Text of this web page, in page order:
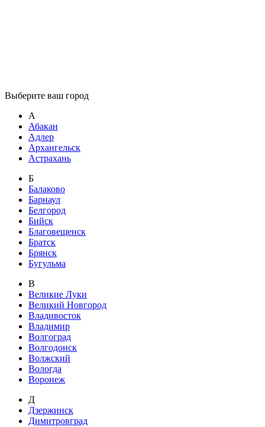
Выберите ваш город
А
Абакан
Адлер
Архангельск
Астрахань
Б
Балаково
Барнаул
Белгород
Бийск
Благовещенск
Братск
Брянск
Бугульма
В
Великие Луки
Великий Новгород
Владивосток
Владимир
Волгоград
Волгодонск
Волжский
Вологда
Воронеж
Д
Дзержинск
Димитровград